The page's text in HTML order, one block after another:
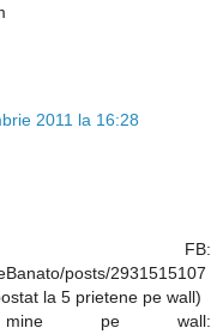
2011 la 16:28
FB:
posts/2931515107
la 5 prietene pe wall)
pe wall: